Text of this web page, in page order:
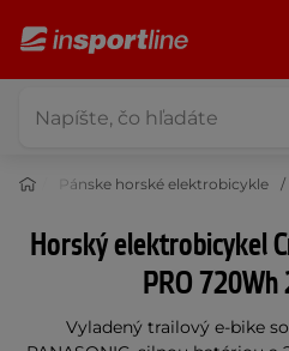
Pánske horské elektrobicykle
Horský elektrobicykel
PRO 720Wh
Vyladený trailový e-bike